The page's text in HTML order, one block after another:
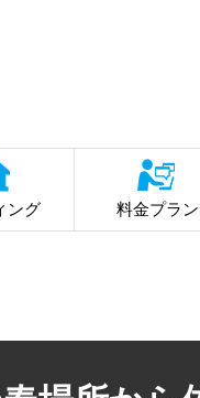
ング 料金プラン